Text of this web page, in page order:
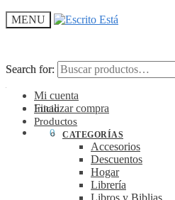
MENU
Search for:
Mi cuenta
Finalizar compra
0
Search for:
Inicio
Productos
CATEGORÍAS
Accesorios
Descuentos
Hogar
Librería
Libros y Biblias